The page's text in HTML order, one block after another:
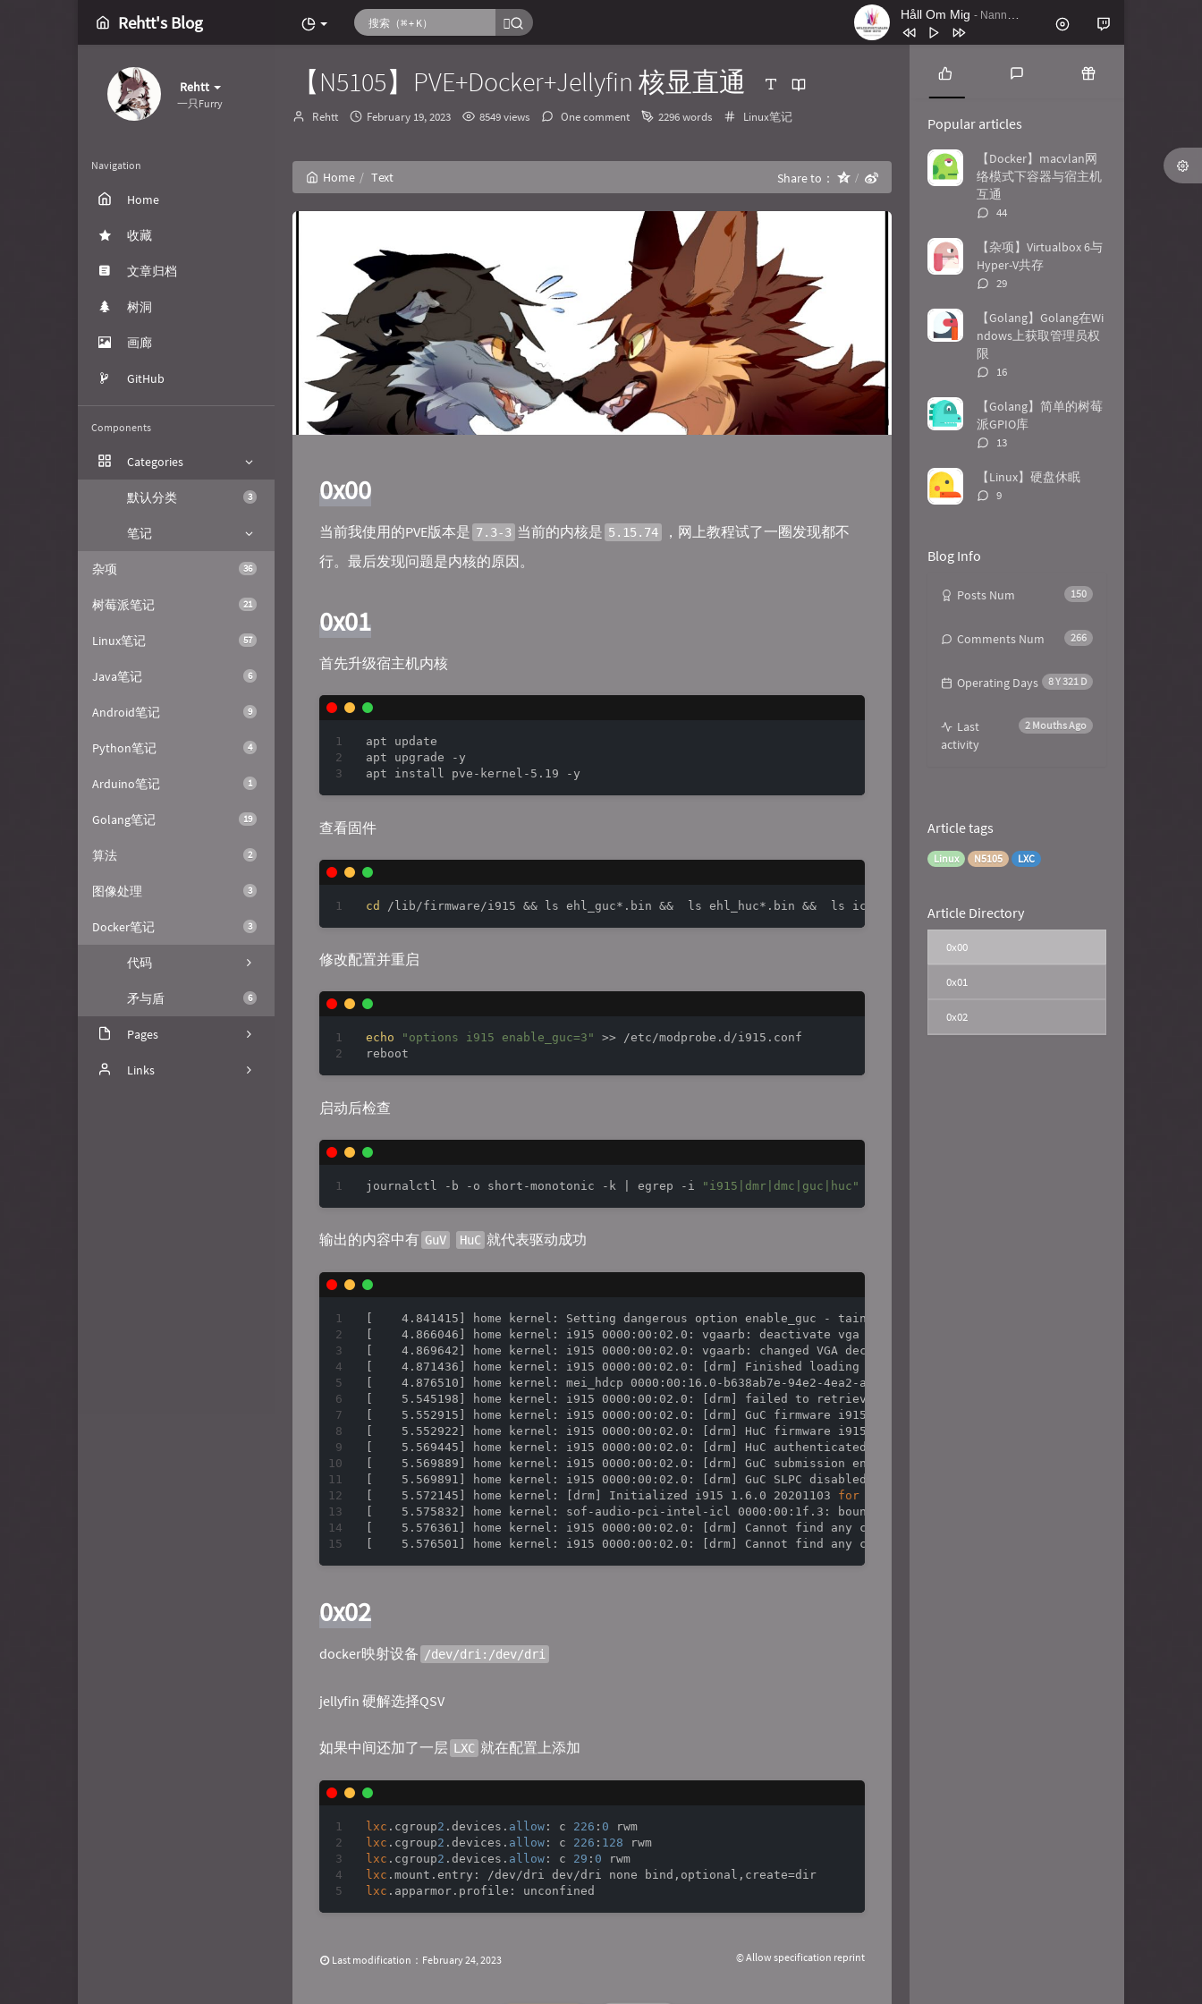
Rehtt's Blog Håll Om Mig - Nanne Grönvall
Battle Royale feat. Panther (VIP Mix)
El Pueblo Unido Jamás Será
Vencido (En Vivo) Quilapayún
5 Nachtblut
Gimme! Gimme Gimme
John Wick Mode Le Castle Vania
stranger_think C418
Rehtt
一只Furry
Navigation
Home
收藏
文章归档
树洞
画廊
GitHub
Components
Categories
3
默认分类
笔记
36
杂项
21
树莓派笔记
57
Linux笔记
6
Java笔记
9
Android笔记
4
Python笔记
1
Arduino笔记
19
Golang笔记
2
算法
3
图像处理
3
Docker笔记
代码
6
矛与盾
Pages
关于Links
【N5105】PVE+Docker+Jellyfin 核显直通
Author：
Rehtt
发
间：
February 19, 2023 8549 views One comment 2296 words Categories：
Linux笔记
Home Text Share to：
0x00
当前我使用的PVE版本是 7.3-3 当前的内核是 5.15.74
，网上教程试了一圈发现都不
行。最后发现问题是内核的原因。
0x01
首先升级宿主机内核
apt update
apt upgrade -y
查看固件
cd
修改配置并重启
echo "options i915 enable_guc=3"
>> /etc/modprobe.d/i915.conf
启动后检查
journalctl -b -o short-monotonic -k | egrep -i "i915|dmr|dmc|guc|huc"
输出的内容中有 GuV HuC 就代表驱动成功
[    4.841415] home kernel: Setting dangerous option enable_guc - tainting kernel
[    4.866046] home kernel: i915 0000:00:02.0: vgaarb: deactivate vga console
[    4.869642] home kernel: i915 0000:00:02.0: vgaarb: changed VGA decodes:
[    4.871436] home kernel: i915 0000:00:02.0: [drm] Finished loading DMC firmware i915/icl_dmc_ver1_09.bin (v1.9)
[    4.876510] home kernel: mei_hdcp 0000:00:16.0-b638ab7e-94e2-4ea2-a552-d1c54b627f04: bound 0000:00:02.0 (ops
[    5.545198] home kernel: i915 0000:00:02.0: [drm] failed to retrieve link info, disabling eDP
[    5.552915] home kernel: i915 0000:00:02.0: [drm] GuC firmware i915/ehl_guc_70.1.1.bin version 70.1
[    5.552922] home kernel: i915 0000:00:02.0: [drm] HuC firmware i915/ehl_huc_9.0.0.bin version 9.0
[    5.569445] home kernel: i915 0000:00:02.0: [drm] HuC authenticated
[    5.569889] home kernel: i915 0000:00:02.0: [drm] GuC submission enabled
[    5.569891] home kernel: i915 0000:00:02.0: [drm] GuC SLPC disabled
[    5.572145] home kernel: [drm] Initialized i915 1.6.0 20201103 for
[    5.575832] home kernel: sof-audio-pci-intel-icl 0000:00:1f.3: bound 0000:00:02.0 (ops
[    5.576361] home kernel: i915 0000:00:02.0: [drm] Cannot find any crtc or sizes
0x02
docker映射设备 /dev/dri:/dev/dri
jellyfin 硬解选择QSV
如果中间还加了一层 LXC 就在配置上添加
lxc .cgroup2 .devices. allow : c 226 : 0
lxc .cgroup2 .devices. allow : c 226 : 128
lxc .cgroup2 .devices. allow : c 29 : 0
lxc
lxc
Last modification：February 24, 2023 © Allow specification reprint
P
p
u
l
a
r
t
i
l
e
t
s
t
m
m
e
t
s
d
o
m
t
e
s
Popular articles
【Docker】macvlan网
络模式下容器与宿主机
互通
评
数：
44
【杂项】Virtualbox 6与
Hyper-V共存
评
数：
29
【Golang】Golang在Wi
ndows上获取管理员权
限
评
数：
16
【Golang】简单的树莓
派GPIO库
评
数：
13
【Linux】硬盘休眠
评
9
Blog Info
150
Posts Num
266
Comments Num
8 Y 321 D
Operating Days
2 Mouths Ago
Last
activity
Article tags
Linux N5105 LXC
Article Directory
0x00
0x01
0x02